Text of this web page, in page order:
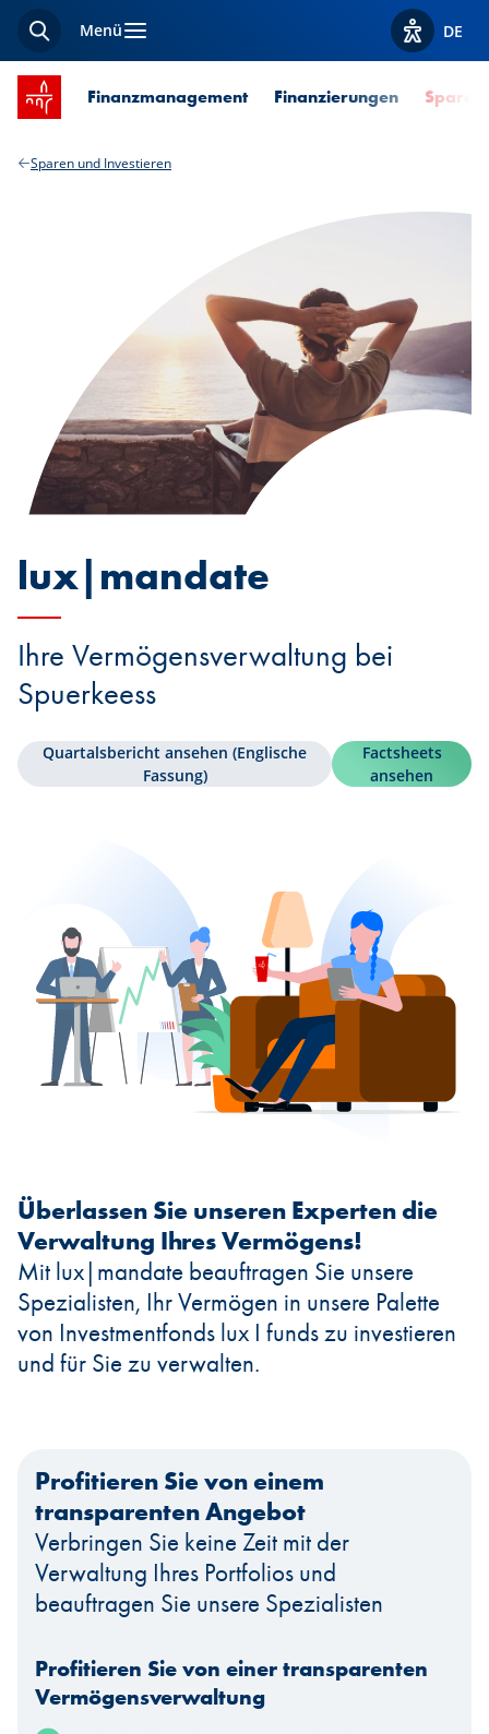
SucheMenü Optionen
DE
Startseite SPUERKEESS
Finanzmanagement Finanzierungen Sparen
Sparen und Investieren
lux|mandate
Ihre Vermögensverwaltung bei
Spuerkeess
Quartalsbericht ansehen (Englische
Fassung)
Factsheets
ansehen
Überlassen Sie unseren Experten die
Verwaltung Ihres Vermögens!
Mit lux|mandate beauftragen Sie unsere
Spezialisten, Ihr Vermögen in unsere Palette
von Investmentfonds lux I funds zu investieren
und für Sie zu verwalten.
Profitieren Sie von einem
transparenten Angebot
Verbringen Sie keine Zeit mit der
Verwaltung Ihres Portfolios und
beauftragen Sie unsere Spezialisten
Profitieren Sie von einer transparenten
Vermögensverwaltung